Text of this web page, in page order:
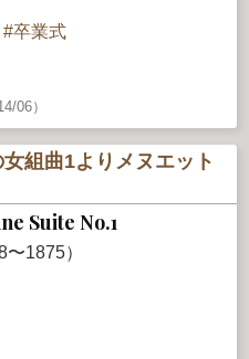
卒業式
06）
組曲1よりメヌエット
Suite No.1
1875）